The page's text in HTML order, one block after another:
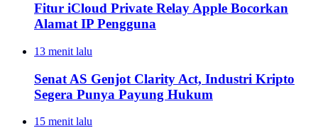
Fitur iCloud Private Relay Apple Bocorkan
Alamat IP Pengguna
13 menit lalu
Senat AS Genjot Clarity Act, Industri Kripto
Segera Punya Payung Hukum
15 menit lalu